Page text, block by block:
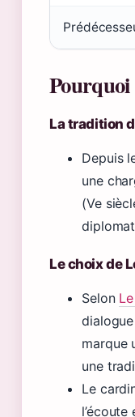
Pourquoi
La tradition
Depuis
une
(Ve
Le choix de
Selon
marque
une
Le